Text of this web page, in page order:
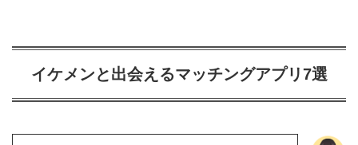
イケメンと出会えるマッチングアプリ7選